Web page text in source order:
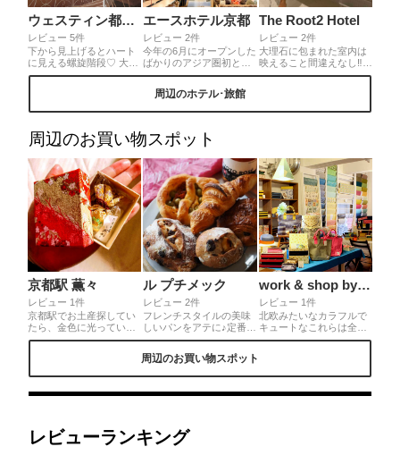
ウェスティン都ホテル京都
レビュー 5件
下から見上げるとハート
に見える螺旋階段♡ 大き
なホテルで自分達でこの
聞いたら丁寧に教えてい
エースホテル京都
レビュー 2件
今年の6月にオープンした
ばかりのアジア圏初とな
るエースホテル京都。エ
ースホテルはデザイン性
が高いことで有名で話題
の新スポットとなってい
日本初出店のStumptown
coffee roasters☕️💗また3
ょっと贅沢なおしゃれ朝
食が楽しめます☺️
The Root2 Hotel
レビュー 2件
大理石に包まれた室内は
映えること間違えなし‼︎家
具の一つ一つにこだわり
た🤣Netflixも見放題・キ
☺️位置情報が無いのは悲
しすぎる🥲‼︎皆様に知って
欲しいホテル❤︎
周辺のホテル･旅館
周辺のお買い物スポット
京都駅 薫々
レビュー 1件
京都駅でお土産探してい
たら、金色に光っている
にほい袋を見つけました
忍ばせいい匂いです( "´༥`"
て、爽やかです( ˙º˙ )
ル プチメック
レビュー 2件
フレンチスタイルの美味
しいパンをアテに♪定番の
発酵バタークロワッサン
やパンオコショラは少し
温めるとバターの風味が
抜群！ワインのお供にな
マトのフーガスはゴロゴ
いのがハードパン！アッ
プルアールグレイ、いち
work & shop by BOX & NEEDLE（ボックス アンド ニードル）
レビュー 1件
北欧みたいなカラフルで
キュートなこれらは全て
箱製。さまざまなタイプ
れからバッグまで雑貨好
間です。◎京都の老舗紙
周辺のお買い物スポット
レビューランキング